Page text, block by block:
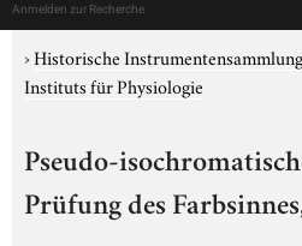
Anmelden zur Recherche
›Historische
Instituts für Physiologie
Pseudo-
Prüfung des